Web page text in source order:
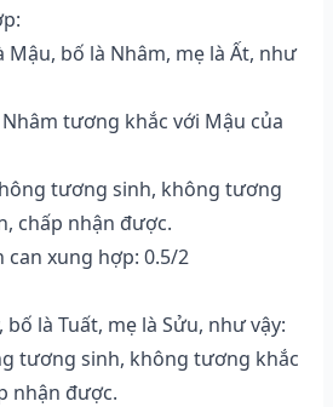
Mậu, bố là Nhâm, mẹ là Ất, như
tương khắc với Mậu của
tương sinh, không tương
chấp nhận được.
xung hợp: 0.5/2
là Tuất, mẹ là Sửu, như vậy:
tương sinh, không tương khắc
nhận được.